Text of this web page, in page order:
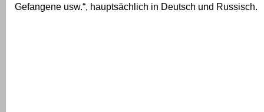
Gefangene usw.“, hauptsächlich in Deutsch und Russisch.